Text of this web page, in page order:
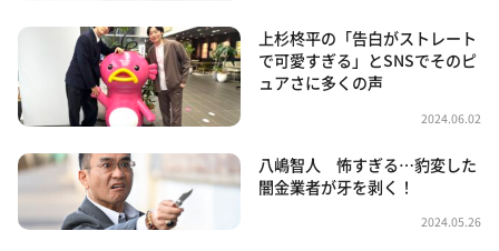
上杉柊平の「告白がストレート
で可愛すぎる」とSNSでそのピ
ュアさに多くの声
2024.06.02
八嶋智人 怖すぎる…豹変した
闇金業者が牙を剥く！
2024.05.26